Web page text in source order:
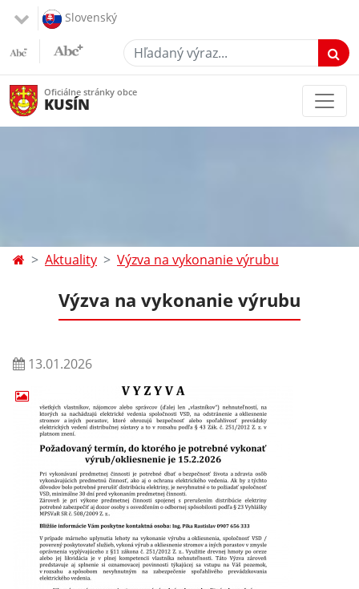
Slovenský
Hľadaný výraz...
Oficiálne stránky obce
KUSÍN
Aktuality Výzva na vykonanie výrubu
Výzva na vykonanie výrubu
13.01.2026